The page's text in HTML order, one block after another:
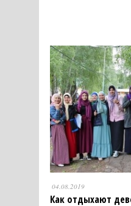
04.08.2019
Как отдыхают